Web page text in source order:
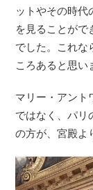
ットやその時代
を見ることがで
でした。これな
ころあると思い
マリー・アント
ではなく、パリ
の方が、宮殿よ